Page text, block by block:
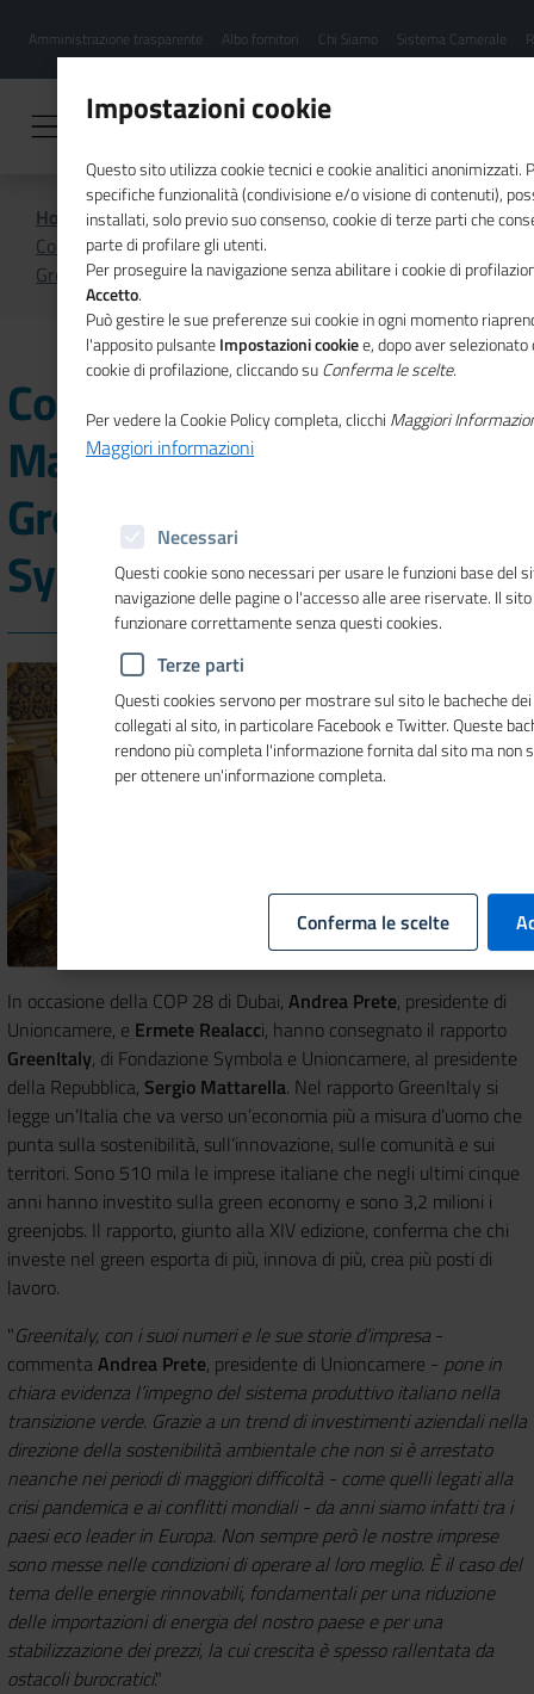
contenuto
Menu
hamburgher
Amministrazione trasparente Albo fornitori Chi Siamo Sistema Camerale
Home
Focus On
Consegnato al presidente Mattarella il rapporto
GreenItaly di Fondazione Symbola e Unioncamere
Consegnato al presidente
Mattarella il rapporto
GreenItaly di Fondazione
Symbola e Unioncamere
In occasione della COP 28 di Dubai, Andrea Prete, presidente di
Unioncamere, e Ermete Realacci, hanno consegnato il rapporto
GreenItaly, di Fondazione Symbola e Unioncamere, al presidente
della Repubblica, Sergio Mattarella. Nel rapporto GreenItaly si
legge un’Italia che va verso un’economia più a misura d’uomo che
punta sulla sostenibilità, sull’innovazione, sulle comunità e sui
territori. Sono 510 mila le imprese italiane che negli ultimi cinque
anni hanno investito sulla green economy e sono 3,2 milioni i
greenjobs. Il rapporto, giunto alla XIV edizione, conferma che chi
investe nel green esporta di più, innova di più, crea più posti di
lavoro.
"Greenitaly, con i suoi numeri e le sue storie d’impresa -
commentaAndrea Prete, presidente di Unioncamere - pone in
chiara evidenza l’impegno del sistema produttivo italiano nella
transizione verde. Grazie a un trend di investimenti aziendali nella
direzione della sostenibilità ambientale che non si è arrestato
neanche nei periodi di maggiori difficoltà - come quelli legati alla
crisi pandemica e ai conflitti mondiali - da anni siamo infatti tra i
paesi eco leader in Europa. Non sempre però le nostre imprese
sono messe nelle condizioni di operare al loro meglio. È il caso del
tema delle energie rinnovabili, fondamentali per una riduzione
delle importazioni di energia del nostro paese e per una
stabilizzazione dei prezzi, la cui crescita è spesso rallentata da
ostacoli burocratici."
Impostazioni cookie
Questo sito utilizza cookie tecnici e cookie analitici anonimizzati.
specifiche funzionalità (condivisione e/o visione di contenuti),
installati, solo previo suo consenso, cookie di terze parti che
parte di profilare gli utenti.
Per proseguire la navigazione senza abilitare i cookie di
Accetto.
Può gestire le sue preferenze sui cookie in ogni momento
l'apposito pulsanteImpostazioni cookiee, dopo aver
cookie di profilazione, cliccando suConferma le scelte.
Per vedere la Cookie Policy completa, clicchi Maggiori
Maggiori informazioni
Necessari
Questi cookie sono necessari per usare le funzioni base del
navigazione delle pagine o l'accesso alle aree riservate. Il
funzionare correttamente senza questi cookies.
Terze parti
Questi cookies servono per mostrare sul sito le bacheche
collegati al sito, in particolare Facebook e Twitter. Queste
rendono più completa l'informazione fornita dal sito ma non
per ottenere un'informazione completa.
Conferma le scelte